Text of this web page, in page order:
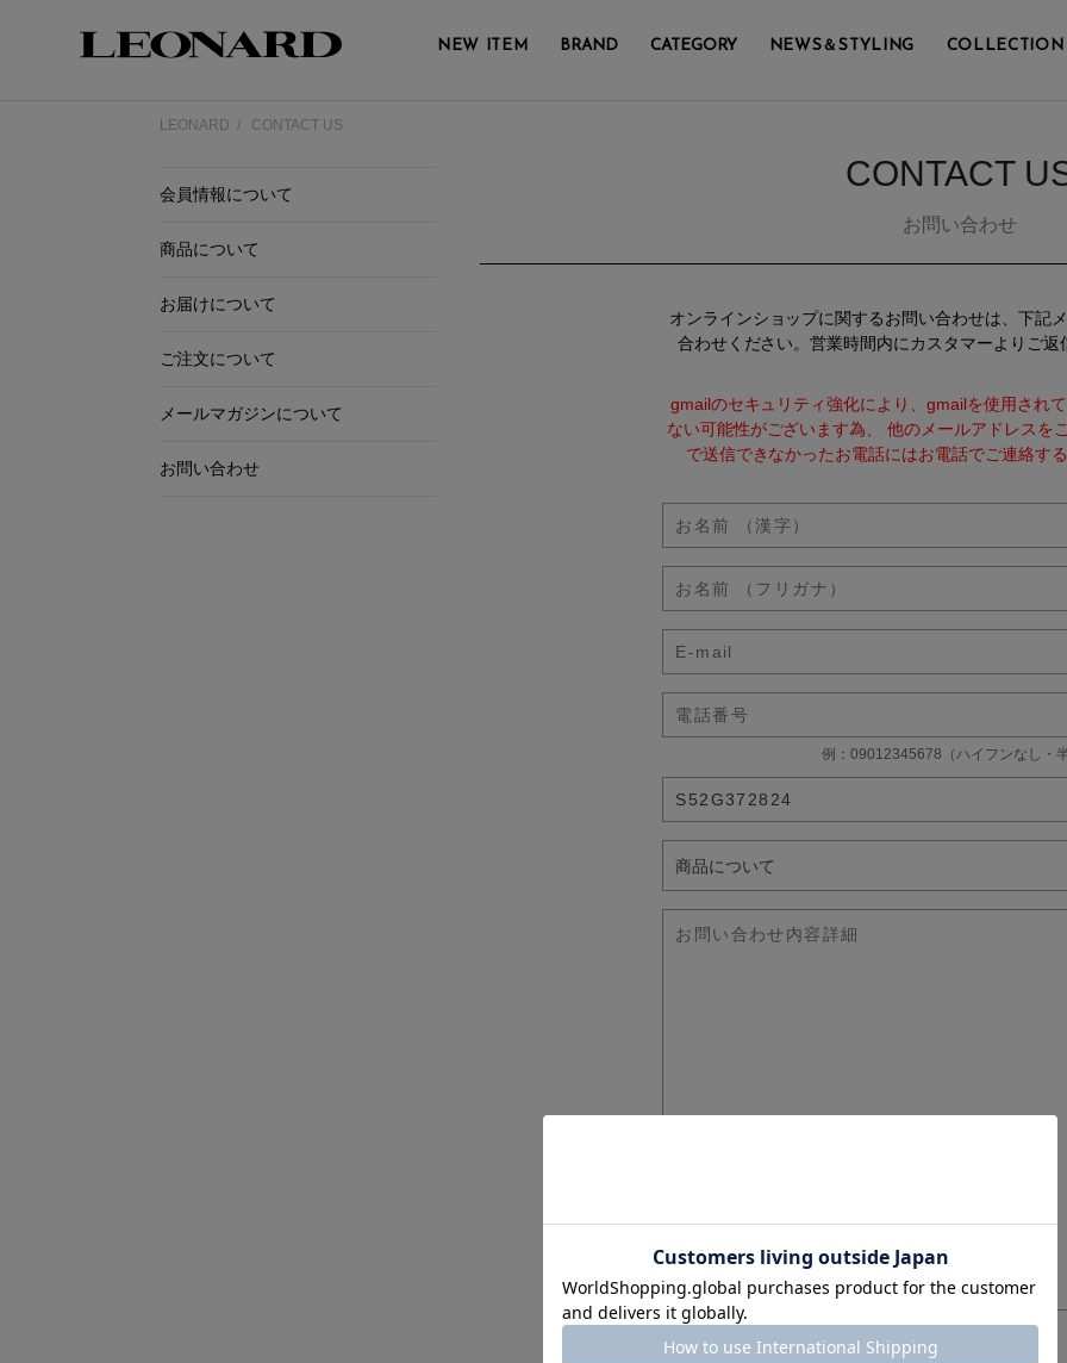
NEW ITEM BRAND CATEGORY NEWS＆STYLING COLLECTION
LEONARD CONTACT US
CONTACT
お問い合わせ
オンラインショップに関するお問い合わせは、下記
合わせください。営業時間内にカスタマーよりご
gmailのセキュリティ強化により、gmailを使用され
ない可能性がございます為、 他のメールアドレスを
で送信できなかったお電話にはお電話でご連絡す
例：09012345678（ハイフンなし・
会員情報について
商品について
お届けについて
ご注文について
メールマガジンについて
お問い合わせ